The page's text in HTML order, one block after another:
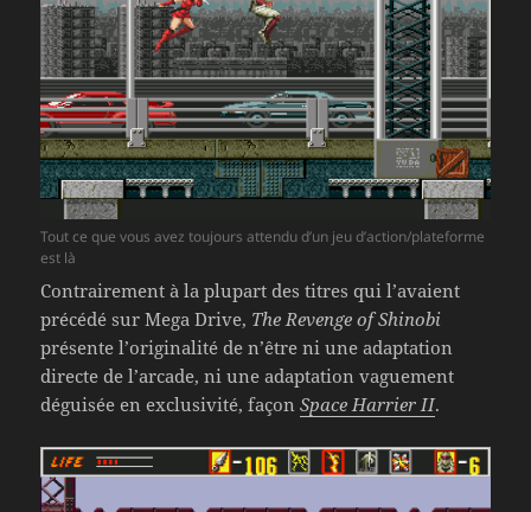
Tout ce que vous avez toujours attendu d’un jeu d’action/plateforme
est là
Contrairement à la plupart des titres qui l’avaient
précédé sur Mega Drive, The Revenge of Shinobi
présente l’originalité de n’être ni une adaptation
directe de l’arcade, ni une adaptation vaguement
déguisée en exclusivité, façonSpace Harrier II.